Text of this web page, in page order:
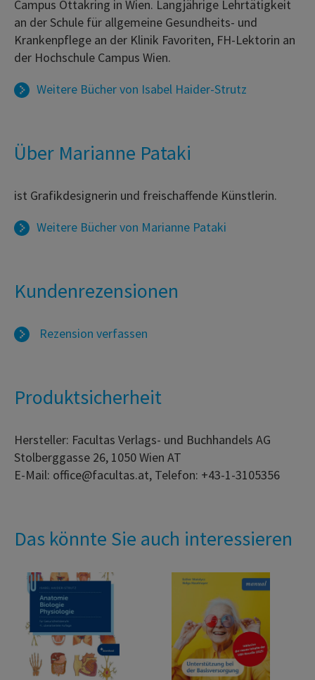
Campus Ottakring in Wien. Langjährige Lehrtätigkeit
an der Schule für allgemeine Gesundheits- und
Krankenpflege an der Klinik Favoriten, FH-Lektorin an
der Hochschule Campus Wien.
Weitere Bücher von Isabel Haider-Strutz
Über Marianne Pataki
ist Grafikdesignerin und freischaffende Künstlerin.
Weitere Bücher von Marianne Pataki
Kundenrezensionen
Rezension verfassen
Produktsicherheit
Hersteller: Facultas Verlags- und Buchhandels AG
Stolberggasse 26, 1050 Wien AT
E-Mail: office@facultas.at, Telefon: +43-1-3105356
Das könnte Sie auch interessieren